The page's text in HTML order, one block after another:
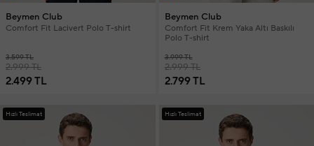
Beymen Club
Comfort Fit Lacivert Polo T-shirt
3.599 TL
2.999 TL
2.499 TL
Beymen Club
Comfort Fit Krem Yaka Altı Baskılı
Polo T-shirt
3.999 TL
2.999 TL
2.799 TL
Hızlı Teslimat Hızlı Teslimat